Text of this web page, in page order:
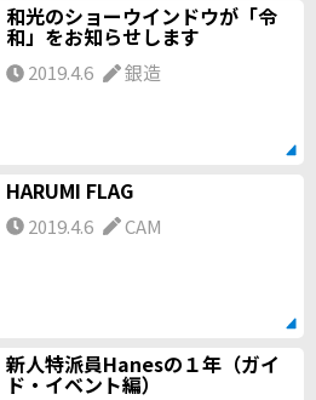
和光のショーウインドウが「令
和」をお知らせします
2019.4.6 銀造
HARUMI FLAG
2019.4.6 CAM
新人特派員Hanesの１年（ガイ
ド・イベント編）